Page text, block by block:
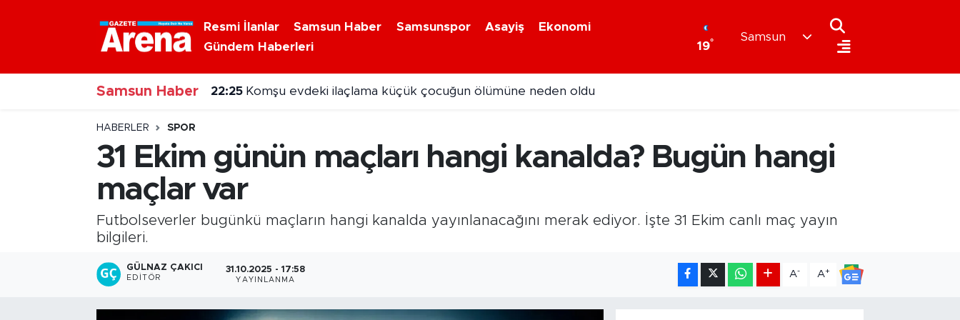
Resmi İlanlar Samsun Haber Samsunspor Asayiş
Ekonomi
Gündem Haberleri
19°
Samsun
Samsun Haber 22:25 Komşu evdeki ilaçlama küçük çocuğun ölümüne neden oldu
HABERLER SPOR
31 Ekim günün maçları hangi kanalda? Bugün hangi
maçlar var
Futbolseverler bugünkü maçların hangi kanalda yayınlanacağını merak ediyor. İşte 31 Ekim canlı maç yayın
bilgileri.
GÜLNAZ ÇAKICI
EDITÖR
31.10.2025 - 17:58
YAYINLANMA
A- A+
Nöbetçi Eczaneler
Hava Durumu
Samsun Namaz Vakitleri
Trafik Durumu
Süper Lig Puan Durumu ve Fikstür
Tüm Manşetler
Son Dakika Haberleri
Haber Arşivi